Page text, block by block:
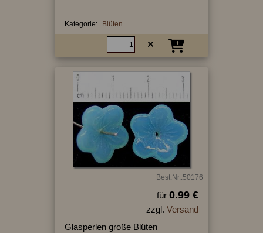
Kategorie: Blüten
Best.Nr.:50176
für 0.99 €
zzgl. Versand
Glasperlen große Blüten